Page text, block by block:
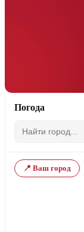
Погода
📍 Ваш город